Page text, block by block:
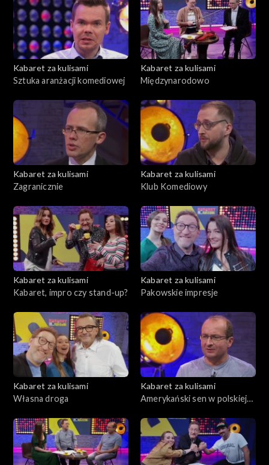
Kabaret za kulisami
Sztuka aranżacji komediowej
Kabaret za kulisami
Międzynarodowo
Kabaret za kulisami
Zagranicznie
Kabaret za kulisami
Klub Komediowy
Kabaret za kulisami
Kabaret, impro czy stand-up?
Kabaret za kulisami
Pakowskie impresje
Kabaret za kulisami
Własna droga
Kabaret za kulisami
Amerykański sen w polskiej